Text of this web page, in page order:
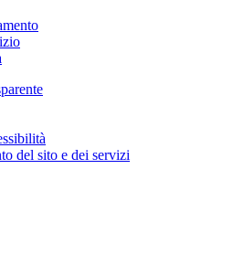
del sito e dei servizi